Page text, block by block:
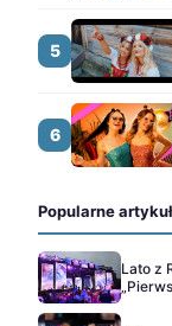
5
6
Popularne
Lato z